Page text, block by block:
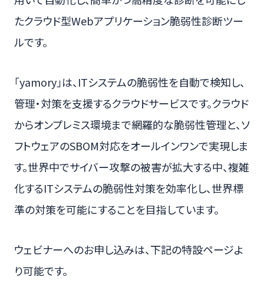
たクラウド型Webアプリケーション脆弱性診断ツー
ルです。
「yamory」は、ITシステムの脆弱性を自動で検知し、
管理・対策を支援するクラウドサービスです。クラウド
からオンプレミス環境まで網羅的な脆弱性管理と、ソ
フトウェアのSBOM対応をオールインワンで実現しま
す。世界中でサイバー攻撃の被害が拡大する中、複雑
化するITシステムの脆弱性対策を効率化し、世界標
準の対策を可能にすることを目指しています。
ウェビナーへのお申し込みは、下記の特設ページよ
り可能です。